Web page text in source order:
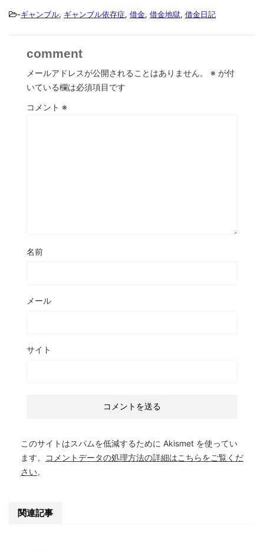
-ギャンブル, ギャンブル依存症, 借金, 借金地獄, 借金日記
comment
メールアドレスが公開されることはありません。 ※ が付
いている欄は必須項目です
コメント ※
名前
メール
サイト
このサイトはスパムを低減するために Akismet を使ってい
ます。
コメントデータの処理方法の詳細はこちらをご覧くだ
さい。
関連記事